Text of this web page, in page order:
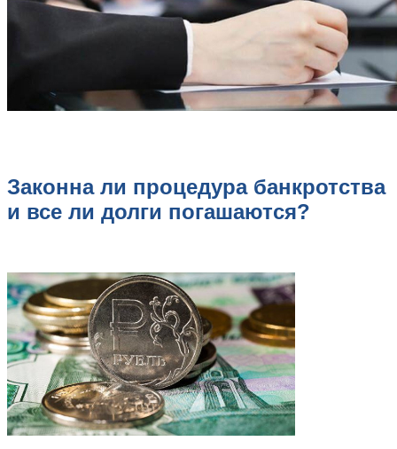
Законна ли процедура банкротства
и все ли долги погашаются?